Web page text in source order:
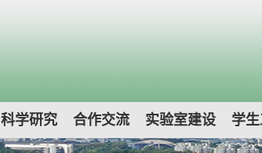
科学研究 合作交流 实验室建设 学